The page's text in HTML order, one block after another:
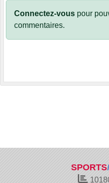
Connectez-vous pour
commentaires.
SPORTS